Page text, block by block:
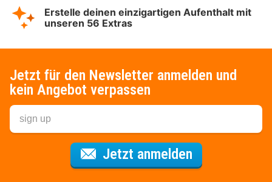
Erstelle deinen einzigartigen Aufenthalt mit
unseren 56 Extras
Jetzt für den Newsletter anmelden und
kein Angebot verpassen
Jetzt anmeldenFür den